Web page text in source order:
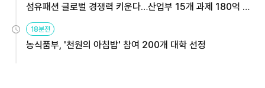
섬유패션 글로벌 경쟁력 키운다…산업부 15개 과제 180억 지
18분전
농식품부, '천원의 아침밥' 참여 200개 대학 선정